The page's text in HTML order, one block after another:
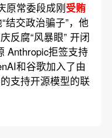
原常委段成刚受贿
结交政治骗子”，他
反腐“风暴眼” 开闭
Anthropic拒签支持
和谷歌加入了由
支持开源模型的联